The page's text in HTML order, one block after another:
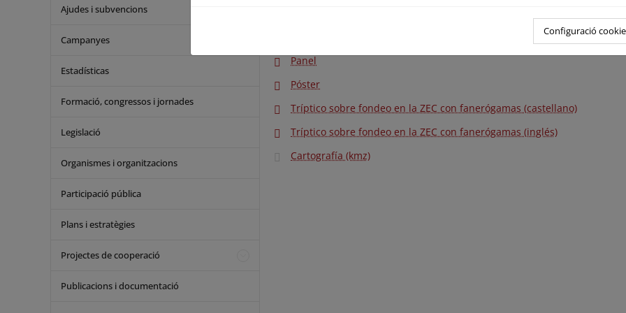
Ajudes i subvencions
Campanyes
Estadísticas
Formació, congressos i jornades
Legislació
Organismes i organitzacions
Participació pública
Plans i estratègies
Projectes de cooperació
Publicacions i documentació
Panel
Póster
Tríptico sobre fondeo en la ZEC con fanerógamas (castellano)
Tríptico sobre fondeo en la ZEC con fanerógamas (inglés)
Cartografía (kmz)
Configuració